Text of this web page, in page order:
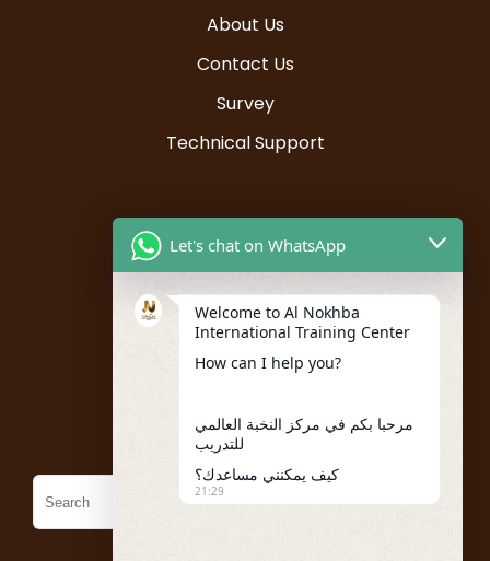
About Us
Contact Us
Survey
Technical Support
Resources
Student Registration
My account
Let's chat on WhatsApp
Welcome to Al Nokhba
International Training Center
How can I help you?
مرحبا بكم في مركز النخبة العالمي
للتدريب
كيف يمكنني مساعدك؟
21:29